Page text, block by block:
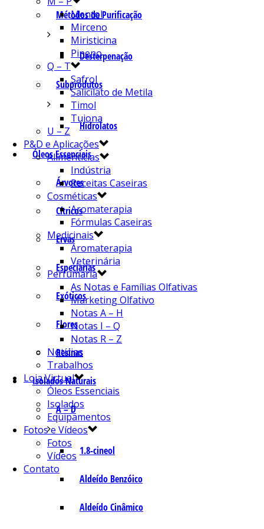
Métodos de Purificação
Desterpenação
Subprodutos
Hidrolatos
Óleos Essenciais
Árvores
Cítricos
Ervas
Especiarias
Exóticos
Flores
Resinas
Isolados Naturais
A – D
1.8-cineol
Aldeído Benzóico
Aldeído Cinâmico
Mentol
Mirceno
Miristicina
Pineno
Q – T
Safrol
Salicilato de Metila
Timol
Tujona
U – Z
P&D e Aplicações
Alimentícias
Indústria
Receitas Caseiras
Cosméticas
Aromaterapia
Fórmulas Caseiras
Medicinais
Aromaterapia
Veterinária
Perfumaria
As Notas e Famílias Olfativas
Marketing Olfativo
Notas A – H
Notas I – Q
Notas R – Z
Notícias
Trabalhos
Loja Virtual
Óleos Essenciais
Isolados
Equipamentos
Fotos e Vídeos
Fotos
Vídeos
Contato